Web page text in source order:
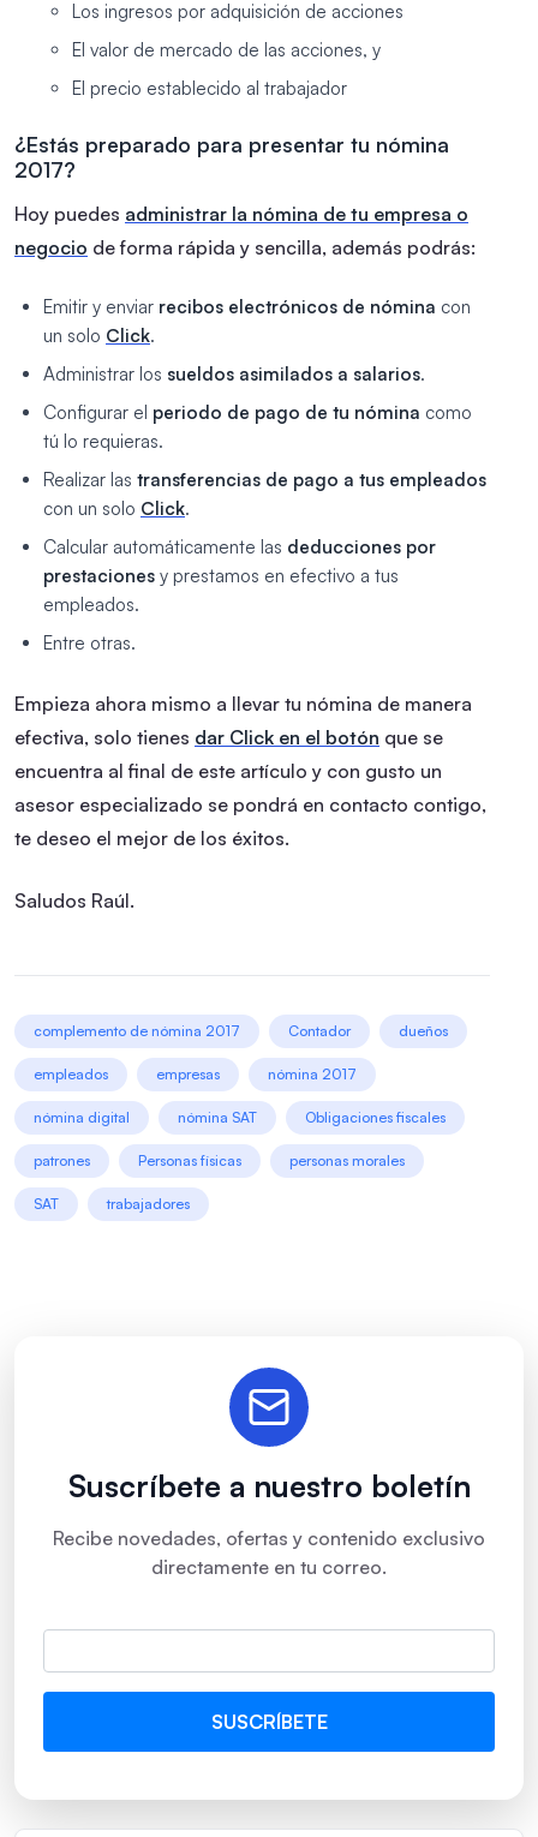
Los ingresos por adquisición de acciones
El valor de mercado de las acciones, y
El precio establecido al trabajador
¿Estás preparado para presentar tu nómina
2017?
Hoy puedes administrar la nómina de tu empresa o
negocio de forma rápida y sencilla, además podrás:
Emitir y enviar recibos electrónicos de nómina con
un solo Click.
Administrar los sueldos asimilados a salarios.
Configurar el periodo de pago de tu nómina como
tú lo requieras.
Realizar las transferencias de pago a tus empleados
con un solo Click.
Calcular automáticamente las deducciones por
prestaciones y prestamos en efectivo a tus
empleados.
Entre otras.
Empieza ahora mismo a llevar tu nómina de manera
efectiva, solo tienes dar Click en el botón que se
encuentra al final de este artículo y con gusto un
asesor especializado se pondrá en contacto contigo,
te deseo el mejor de los éxitos.
Saludos Raúl.
complemento de nómina 2017 Contador dueños
empleados empresas nómina 2017
nómina digital nómina SAT Obligaciones fiscales
patrones Personas físicas personas morales
SAT trabajadores
Suscríbete a nuestro boletín
Recibe novedades, ofertas y contenido exclusivo
directamente en tu correo.